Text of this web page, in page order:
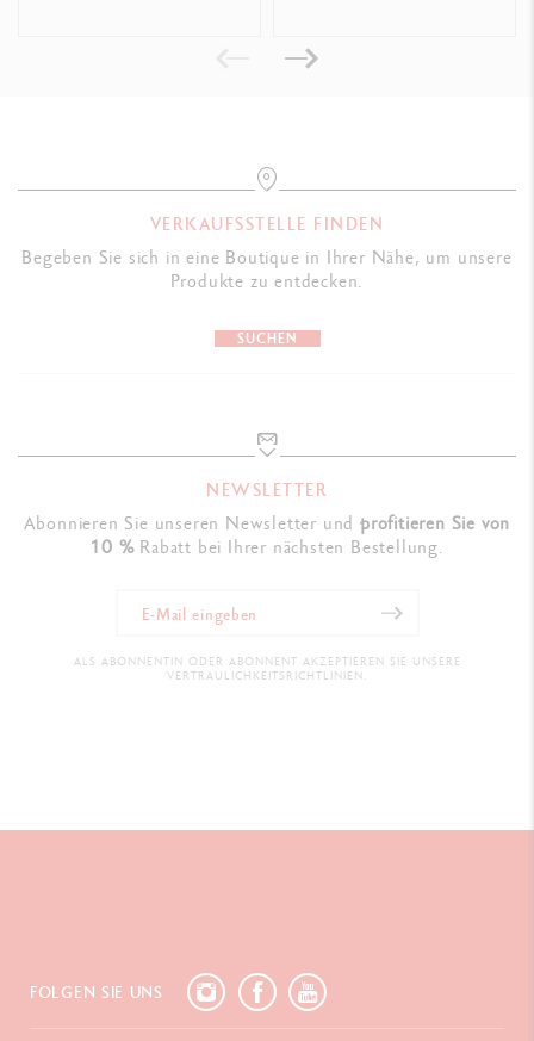
VERKAUFSSTELLE FINDEN
Begeben Sie sich in eine Boutique in Ihrer Nähe, um unsere
Produkte zu entdecken.
SUCHEN
NEWSLETTER
Abonnieren Sie unseren Newsletter undprofitieren Sie von
10 %Rabatt bei Ihrer nächsten Bestellung.
ALS ABONNENTIN ODER ABONNENT AKZEPTIEREN SIE UNSERE
VERTRAULICHKEITSRICHTLINIEN.
FOLGEN SIE UNS